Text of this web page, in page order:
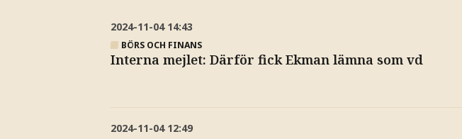
2024-11-04 14:43
BÖRS OCH FINANS
Interna mejlet: Därför fick Ekman lämna som vd
2024-11-04 12:49